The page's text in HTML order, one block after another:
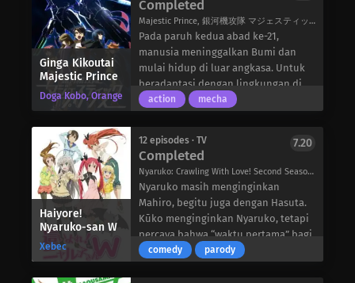
mampu menggunakan Hayagami,
senjata dengan kekuatan para dewa
– dan bantuan rekan-rekannya yang
ia temui di sepanjang perjalanannya,
Hinohara bertekad memulihkan
ketertiban di dunia yang baru ini.
gunting tersebut “The Severing Crime
Edge”, ia menemukan bahwa ia dapat
memotong rambut Iwai yang
terkutuk dengan gunting tersebut,
dan membebaskannya untuk hidup
normal. Namun, banyak Pengarang
yang berusaha membunuh Ratu
melindunginya dalam permainan
takdir yang mematikan ini.
menyelamatkannya, hanya untuk
terjebak dalam letusan yang
dihasilkan. Dia menemukan seorang
gadis misterius di sumbernya, yang
ternyata adalah “Roh”, entitas dunia
lain yang kemunculannya memicu
gempa bumi. Segera setelah itu, dia
penyerang yang kejam dengan
tujuan memusnahkan Roh.
Namun, ada pihak ketiga yang
percaya untuk menyelamatkan para
roh: “Ratatoskr,” yang secara
mengejutkan dikomandani oleh adik
perempuan Shidou! Kotori secara
paksa merekrut Shidou setelah
kelangsungan hidup umat manusia
dengan menandatangani kontrak
dengan para iblis untuk menjadi
“Pemanggil Iblis.” Tak lama
kemudian, kemampuan mereka
menarik perhatian JP’s, sebuah
agensi bawah tanah yang dipimpin
direkrut menjadi anggota JP’s, Hibiki
dan teman-temannya bertarung dan
bersatu dengan warga biasa lainnya
yang merupakan Pemanggil Iblis.
Namun, setiap hari, Septentrione
lain muncul untuk mendatangkan
malapetaka di Jepang. Meskipun
banyak nyawa melayang dalam
Ginga Kikoutai
Majestic Prince
Doga Kobo, Orange
Completed
Majestic Prince, 銀河機攻隊 マジェスティックプリンス
Pada paruh kedua abad ke-21,
manusia meninggalkan Bumi dan
mulai hidup di luar angkasa. Untuk
beradaptasi dengan lingkungan di
luar angkasa dan menghadapi alien
disebut “Pangeran” dibesarkan
secara artifisial dan dilatih untuk
menjadi pilot robot bersenjata
AHSMB (Advanced High Standard
Multipurpose Battle Device). Ini
adalah kisah tentang salah satu
“Princes” remaja, Hitachi O Izuru,
yang belajar di kota akademis
action mecha
Haiyore!
Nyaruko-san W
Xebec
12 episodes · TV
Completed
Nyaruko: Crawling With Love! Second Season, Haiyore! Nyaruko-san 2, Haiyoru! Nyaruko-san 2, Nyarko-san: Another Crawling Chaos W, 這いよれ！ニャル子さん W
7.20
Nyaruko masih menginginkan
Mahiro, begitu juga dengan Hasuta.
Kūko menginginkan Nyaruko, tetapi
percaya bahwa “waktu pertama” bagi
Nyaruko dan Mahiro adalah miliknya.
comedy parody